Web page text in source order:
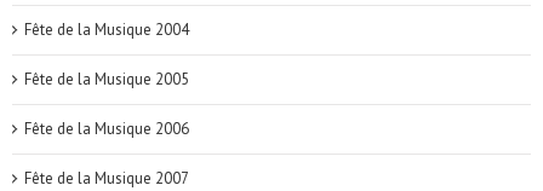
Fête de la Musique 2004
Fête de la Musique 2005
Fête de la Musique 2006
Fête de la Musique 2007